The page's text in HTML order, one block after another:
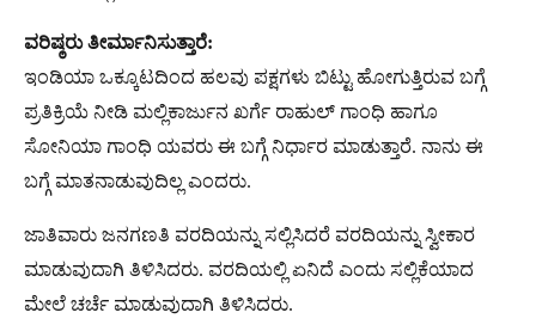
ವರಿಷ್ಠರು ತೀರ್ಮಾನಿಸುತ್ತಾರೆ:
ಇಂಡಿಯಾ ಒಕ್ಕೂಟದಿಂದ ಹಲವು ಪಕ್ಷಗಳು ಬಿಟ್ಟು ಹೋಗುತ್ತಿರುವ ಬಗ್ಗೆ
ಪ್ರತಿಕ್ರಿಯೆ ನೀಡಿ ಮಲ್ಲಿಕಾರ್ಜುನ ಖರ್ಗೆ ರಾಹುಲ್ ಗಾಂಧಿ ಹಾಗೂ
ಸೋನಿಯಾ ಗಾಂಧಿ ಯವರು ಈ ಬಗ್ಗೆ ನಿರ್ಧಾರ ಮಾಡುತ್ತಾರೆ. ನಾನು ಈ
ಬಗ್ಗೆ ಮಾತನಾಡುವುದಿಲ್ಲ ಎಂದರು.
ಜಾತಿವಾರು ಜನಗಣತಿ ವರದಿಯನ್ನು ಸಲ್ಲಿಸಿದರೆ ವರದಿಯನ್ನು ಸ್ವೀಕಾರ
ಮಾಡುವುದಾಗಿ ತಿಳಿಸಿದರು. ವರದಿಯಲ್ಲಿ ಏನಿದೆ ಎಂದು ಸಲ್ಲಿಕೆಯಾದ
ಮೇಲೆ ಚರ್ಚೆ ಮಾಡುವುದಾಗಿ ತಿಳಿಸಿದರು.